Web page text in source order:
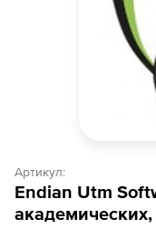
Артикул:
Endian Utm